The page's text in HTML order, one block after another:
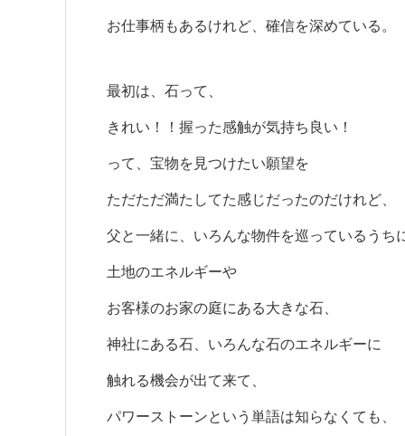
お仕事柄もあるけれど、確信を深めている。
最初は、石って、
きれい！！握った感触が気持ち良い！
って、宝物を見つけたい願望を
ただただ満たしてた感じだったのだけれど、
父と一緒に、いろんな物件を巡っているうち
土地のエネルギーや
お客様のお家の庭にある大きな石、
神社にある石、いろんな石のエネルギーに
触れる機会が出て来て、
パワーストーンという単語は知らなくても、